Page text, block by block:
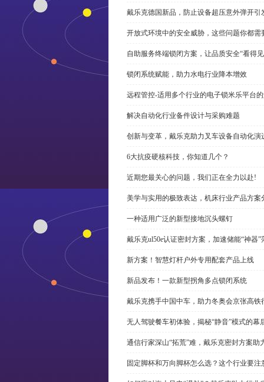
戴乐克德国新品，防止设备超压意外弹开引
开放式环境中的安全威胁，这些问题你都需
自助服务终端锁闭方案，让品质安全“看得
锁闭系统赋能，助力水电行业降本增效
远程管控-适用多个行业的电子锁米乐平台
解决自动化行业备件设计与采购难题
创新与变革，戴乐克助力叉车设备自动化演
6大抗疫硬核科技，你知道几个？
近期您最关心的问题，我们正在全力以赴!
美学与实用的极致表达，机床行业产品方案
一种适用广泛的新型接地沉头螺钉
戴乐克ul50e认证密封方案，加速储能“神器”
新方案！智慧灯杆户外专用配套产品上线
新品发布！一款新型拐角多点锁闭系统
戴乐克携手中国中车，助力冬奥会京张高铁
无人驾驶餐车初体验，揭秘“静音”模式的幕
通信行家深山“拓荒”难，戴乐克密封方案助
固定脚杯和万向脚杯怎么选？这个行业要注